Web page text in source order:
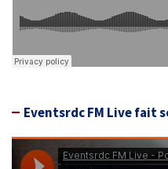
Eventsrdc FM Live fait